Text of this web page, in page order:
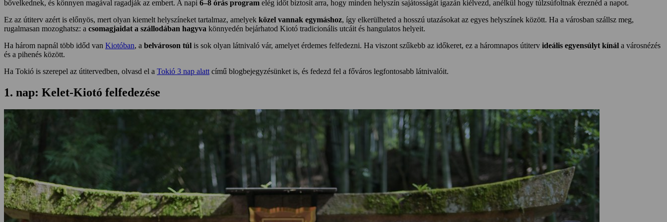
bővelkednek, és könnyen magával ragadják az embert. A napi 6–8 órás program elég időt biztosít arra, hogy minden helyszín sajátosságát igazán kiélvezd, anélkül hogy túlzsúfoltnak éreznéd a napot.
Ez az útiterv azért is előnyös, mert olyan kiemelt helyszíneket tartalmaz, amelyek közel vannak egymáshoz, így elkerülheted a hosszú utazásokat az egyes helyszínek között. Ha a városban szállsz meg,
rugalmasan mozoghatsz: a csomagjaidat a szállodában hagyva könnyedén bejárhatod Kiotó tradicionális utcáit és hangulatos helyeit.
Ha három napnál több időd van Kiotóban, a belvároson túl is sok olyan látnivaló vár, amelyet érdemes felfedezni. Ha viszont szűkebb az időkeret, ez a háromnapos útiterv ideális egyensúlyt kínál a városnézés
és a pihenés között.
Ha Tokió is szerepel az útitervedben, olvasd el a Tokió 3 nap alatt című blogbejegyzésünket is, és fedezd fel a főváros legfontosabb látnivalóit.
1. nap: Kelet-Kiotó felfedezése